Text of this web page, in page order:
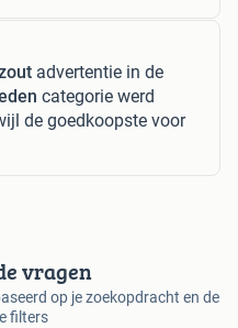
advertentie in de
categorie werd
de goedkoopste voor
vragen
op je zoekopdracht en de
filters